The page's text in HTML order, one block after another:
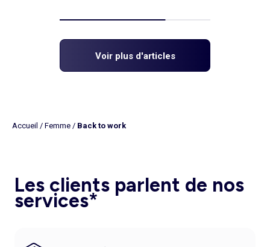
Voir plus d'articles
Accueil / Femme / Back to work
Les clients parlent de nos
services*